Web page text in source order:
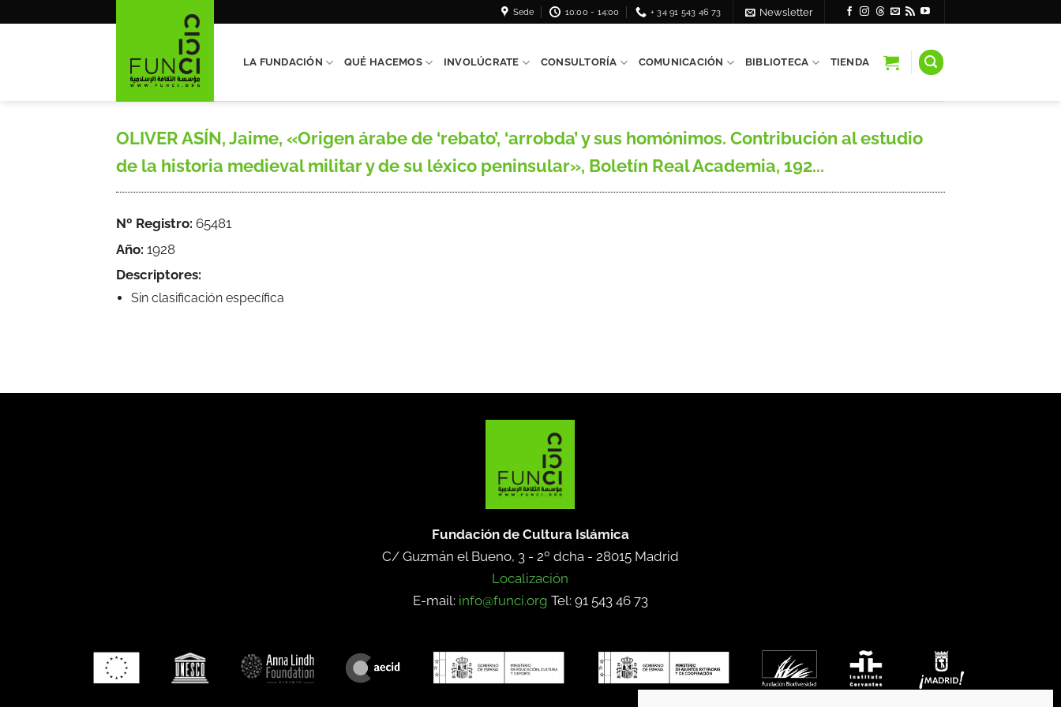
Sede 10:00 - 14:00 + 34 91 543 46 73 Newsletter
LA FUNDACIÓN QUÉ HACEMOS INVOLÚCRATE CONSULTORÍA COMUNICACIÓN BIBLIOTECA TIENDA
OLIVER ASÍN, Jaime, «Origen árabe de ‘rebato’, ‘arrobda’ y sus homónimos. Contribución al estudio
de la historia medieval militar y de su léxico peninsular», Boletín Real Academia, 192...
Nº Registro: 65481
Año: 1928
Descriptores:
Sin clasificación específica
Fundación de Cultura Islámica
C/ Guzmán el Bueno, 3 - 2º dcha - 28015 Madrid
Localización
E-mail: info@funci.org Tel: 91 543 46 73